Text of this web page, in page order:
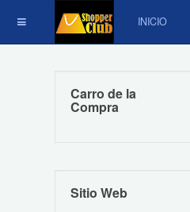
INICIO
Carro de la
Compra
Sitio Web